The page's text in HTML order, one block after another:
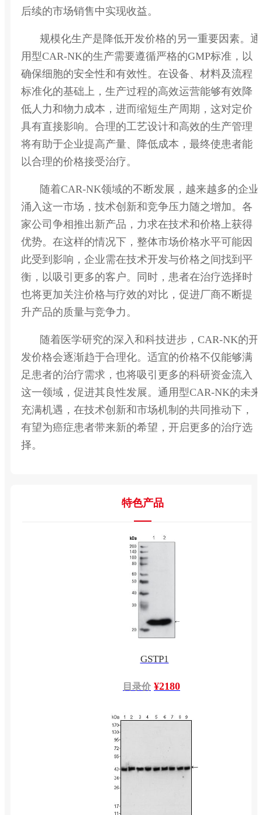
后续的市场销售中实现收益。
规模化生产是降低开发价格的另一重要因素。通
用型CAR-NK的生产需要遵循严格的GMP标准，以
确保细胞的安全性和有效性。在设备、材料及流程
标准化的基础上，生产过程的高效运营能够有效降
低人力和物力成本，进而缩短生产周期，这对定价
具有直接影响。合理的工艺设计和高效的生产管理
将有助于企业提高产量、降低成本，最终使患者能
以合理的价格接受治疗。
随着CAR-NK领域的不断发展，越来越多的企业
涌入这一市场，技术创新和竞争压力随之增加。各
家公司争相推出新产品，力求在技术和价格上获得
优势。在这样的情况下，整体市场价格水平可能因
此受到影响，企业需在技术开发与价格之间找到平
衡，以吸引更多的客户。同时，患者在治疗选择时
也将更加关注价格与疗效的对比，促进厂商不断提
升产品的质量与竞争力。
随着医学研究的深入和科技进步，CAR-NK的开
发价格会逐渐趋于合理化。适宜的价格不仅能够满
足患者的治疗需求，也将吸引更多的科研资金流入
这一领域，促进其良性发展。通用型CAR-NK的未来
充满机遇，在技术创新和市场机制的共同推动下，
有望为癌症患者带来新的希望，开启更多的治疗选
择。
特色产品
GSTP1
目录价 ¥2180